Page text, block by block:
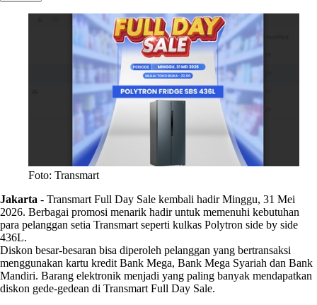
Foto: Transmart
Jakarta - Transmart Full Day Sale kembali hadir Minggu, 31 Mei
2026. Berbagai promosi menarik hadir untuk memenuhi kebutuhan
para pelanggan setia Transmart seperti kulkas Polytron side by side
436L.
Diskon besar-besaran bisa diperoleh pelanggan yang bertransaksi
menggunakan kartu kredit Bank Mega, Bank Mega Syariah dan Bank
Mandiri. Barang elektronik menjadi yang paling banyak mendapatkan
diskon gede-gedean di Transmart Full Day Sale.